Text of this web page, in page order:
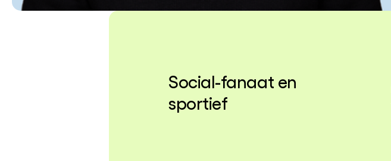
Social-fanaat en
sportief